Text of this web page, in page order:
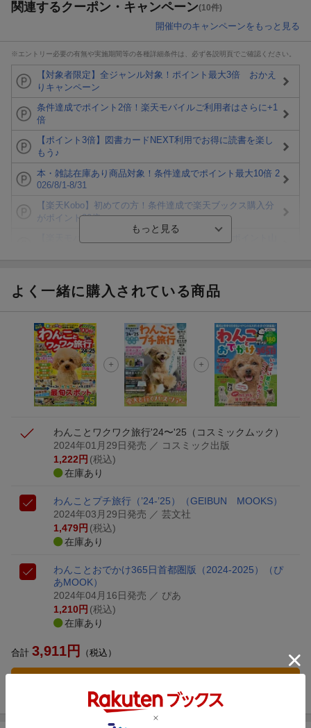
関連するクーポン・キャンペーン(10件)
開催中のキャンペーンをもっと見る
※エントリー必要の有無や実施期間等の各種詳細条件は、必ず各説明頁でご確認ください。
【対象者限定】全ジャンル対象！ポイント最大3倍 おかえ
りキャンペーン
条件達成でポイント2倍！楽天モバイルご利用者はさらに+1
倍
【ポイント3倍】図書カードNEXT利用でお得に読書を楽し
もう♪
本・雑誌在庫あり商品対象！条件達成でポイント最大10倍 2
026/8/1-8/31
【楽天Kobo】初めての方！条件達成で楽天ブックス購入分
がポイント20倍
ト山分け
エントリー＆3,000円以上購入で無料データSIM（3GB/月プ
ラン）が当たる！
楽天モバイル紹介キャンペーンの拡散で300円OFFクーポン
進呈
よく一緒に購入されている商品
わんことワクワク旅行'24〜'25 （コスミックムック）
2024年01月29日発売 ／ コスミック出版
1,222 円 (税込)
在庫あり
わんことプチ旅行（’24-’25）
（GEIBUN MOOKS）
2024年03月29日発売 ／ 芸文社
1,479円 (税込)
在庫あり
わんことおでかけ365日首都圏版（2024-2025）
（ぴ
あMOOK）
2024年04月16日発売 ／ ぴあ
1,210円 (税込)
在庫あり
合計 3,911円 （税込）